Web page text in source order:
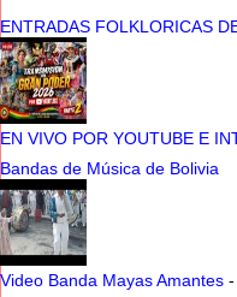
ENTRADAS FOLKLORICAS
EN VIVO POR YOUTUBE E
Bandas de Música de Bolivia
Video Banda Mayas Amantes -